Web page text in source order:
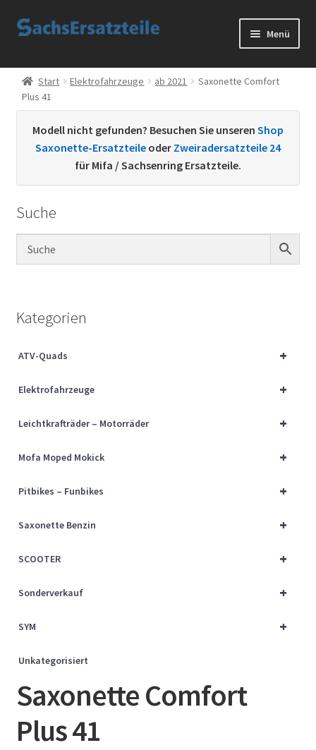
Zur
Zum
Menü
Start
AGB
Datenschutzerklärung
Kontakt
Sachs Ersatzteile
Über uns
Start Elektrofahrzeuge ab 2021
Saxonette Comfort
Plus 41
Modell nicht gefunden? Besuchen Sie unseren Shop
Saxonette-Ersatzteile oder Zweiradersatzteile 24
für Mifa / Sachsenring Ersatzteile.
Suche
Kategorien
+
ATV-Quads
+
Elektrofahrzeuge
+
Leichtkrafträder – Motorräder
+
Mofa Moped Mokick
+
Pitbikes – Funbikes
+
Saxonette Benzin
+
SCOOTER
+
Sonderverkauf
+
SYM
Unkategorisiert
Saxonette Comfort
Plus 41